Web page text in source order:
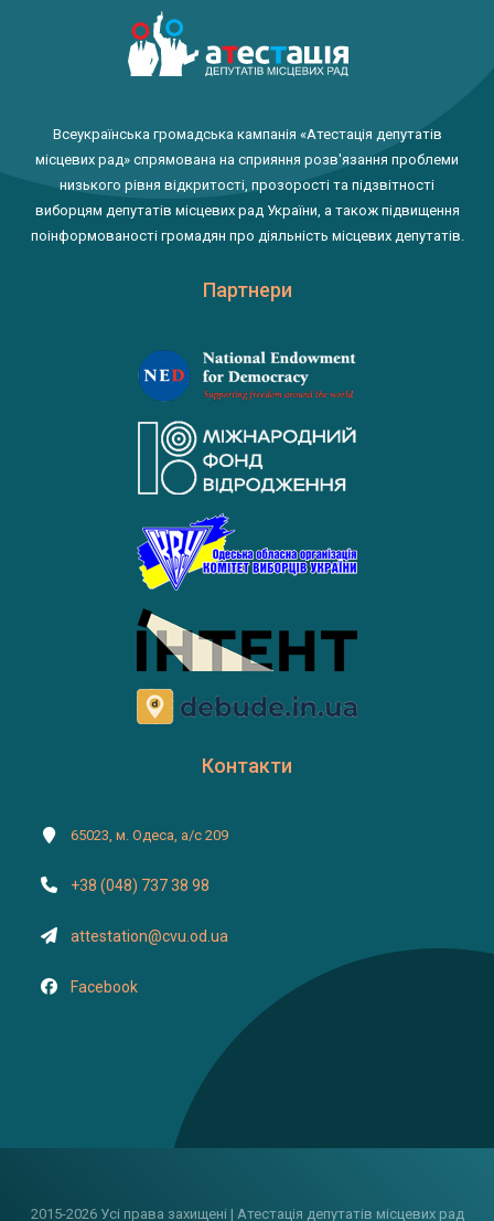
Всеукраїнська громадська кампанія «Атестація депутатів
місцевих рад» спрямована на сприяння розв'язання проблеми
низького рівня відкритості, прозорості та підзвітності
виборцям депутатів місцевих рад України, а також підвищення
поінформованості громадян про діяльність місцевих депутатів.
Партнери
Контакти
65023, м. Одеса, а/с 209
+38 (048) 737 38 98
attestation@cvu.od.ua
Facebook
2015-2026 Усі права захищені | Атестація депутатів місцевих рад